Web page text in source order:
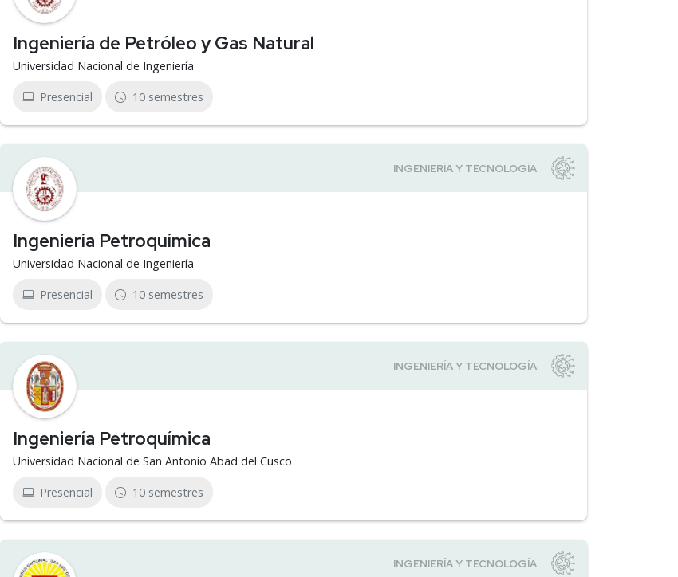
Ingeniería de Petróleo y Gas Natural
Universidad Nacional de Ingeniería
Presencial 10 semestres
Ingeniería Petroquímica
Universidad Nacional de Ingeniería
Presencial 10 semestres
Ingeniería Petroquímica
Universidad Nacional de San Antonio Abad del Cusco
Presencial 10 semestres